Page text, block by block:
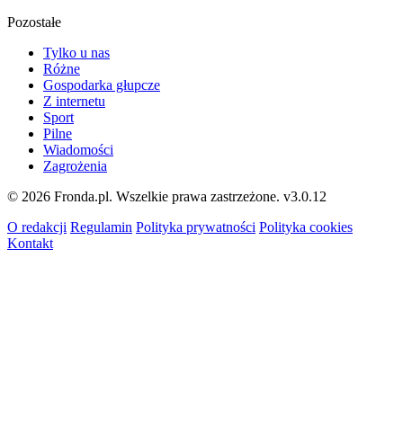
Pozostałe
Tylko u nas
Różne
Gospodarka głupcze
Z internetu
Sport
Pilne
Wiadomości
Zagrożenia
© 2026 Fronda.pl. Wszelkie prawa zastrzeżone. v3.0.12
O redakcji Regulamin Polityka prywatności Polityka cookies
Kontakt